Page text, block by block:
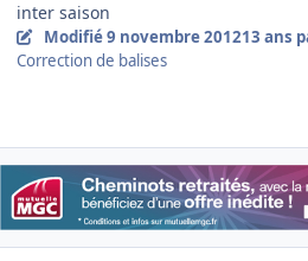
inter saison
Modifié9 novembre 201213 ans
Correction de balises